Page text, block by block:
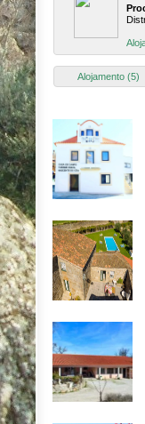
Alojamento (5)